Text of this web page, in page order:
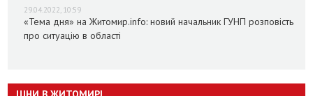
29.04.2022, 10:59
«Тема дня» на Житомир.info: новий начальник ГУНП розповість
про ситуацію в області